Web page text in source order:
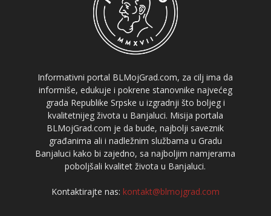
Informativni portal BLMojGrad.com, za cilj ima da
informiše, edukuje i pokrene stanovnike najvećeg
grada Republike Srpske u izgradnji što boljeg i
kvalitetnijeg života u Banjaluci. Misija portala
BLMojGrad.com je da bude, najbolji saveznik
građanima ali i nadležnim službama u Gradu
Banjaluci kako bi zajedno, sa najboljim namjerama
poboljšali kvalitet života u Banjaluci.
Kontaktirajte nas: kontakt@blmojgrad.com